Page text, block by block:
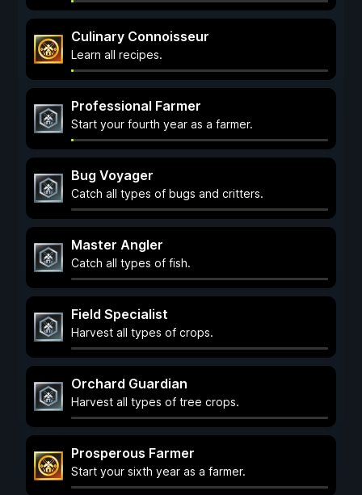
Culinary Connoisseur
Learn all recipes.
Professional Farmer
Start your fourth year as a farmer.
Bug Voyager
Catch all types of bugs and critters.
Master Angler
Catch all types of fish.
Field Specialist
Harvest all types of crops.
Orchard Guardian
Harvest all types of tree crops.
Prosperous Farmer
Start your sixth year as a farmer.